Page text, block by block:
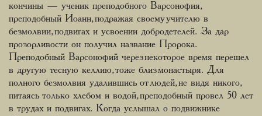
кончины — ученик преподобного Варсонофия,
преподобный Иоанн, подражая своему учителю в
безмолвии, подвигах и усвоении добродетелей. За дар
прозорливости он получил название Пророка.
Преподобный Варсонофий через некоторое время перешел
в другую тесную келлию, тоже близ монастыря. Для
полного безмолвия удалившись от людей, не видя никого,
питаясь только хлебом и водой, преподобный провел 50 лет
в трудах и подвигах. Когда услышал о подвижнике